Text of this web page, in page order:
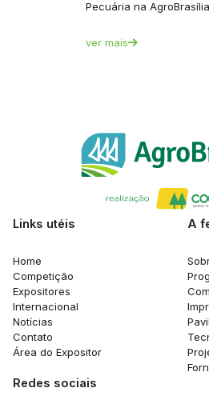
Pecuária na
ver mais
Links utéis
Home
Competição
Expositores
Internacional
Notícias
Contato
Área do Expositor
A
Redes sociais